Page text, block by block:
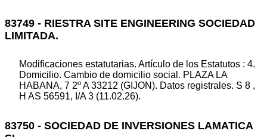
83749 - RIESTRA SITE ENGINEERING SOCIEDAD
LIMITADA.
Modificaciones estatutarias. Artículo de los Estatutos : 4.
Domicilio. Cambio de domicilio social. PLAZA LA
HABANA, 7 2º A 33212 (GIJON). Datos registrales. S 8 ,
H AS 56591, I/A 3 (11.02.26).
83750 - SOCIEDAD DE INVERSIONES LAMATICA